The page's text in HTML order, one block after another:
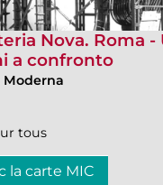
Nova. Roma
a confronto
Moderna
tous
la carte MIC